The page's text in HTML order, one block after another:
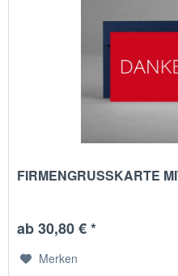
FIRMENGRUSSKARTE
ab 30,80 € *
Merken